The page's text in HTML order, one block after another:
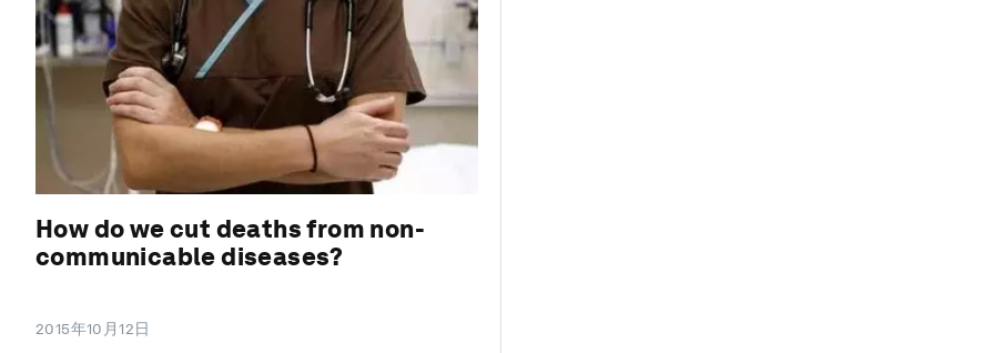
How do we cut deaths from non-
communicable diseases?
2015年10月12日